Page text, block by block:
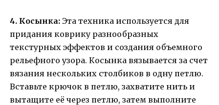
4. Косынка: Эта техника используется для
придания коврику разнообразных
текстурных эффектов и создания объемного
рельефного узора. Косынка вязывается за счет
вязания нескольких столбиков в одну петлю.
Вставьте крючок в петлю, захватите нить и
вытащите её через петлю, затем выполните